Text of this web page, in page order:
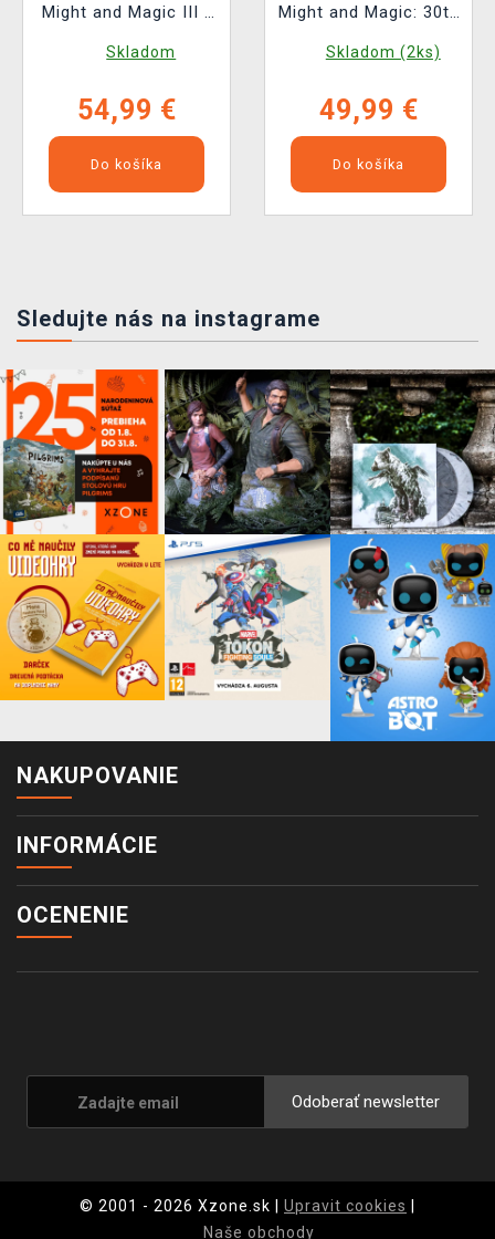
Might and Magic III -
Archdevil (sada 3
Skladom
54,99 €
Do košíka
Might and Magic: 30th
Retrospective
Skladom (2ks)
49,99 €
Do košíka
Sledujte nás na instagrame
NAKUPOVANIE
INFORMÁCIE
OCENENIE
Odoberať newsletter
© 2001 - 2026 Xzone.sk | Upravit cookies
Naše obchody